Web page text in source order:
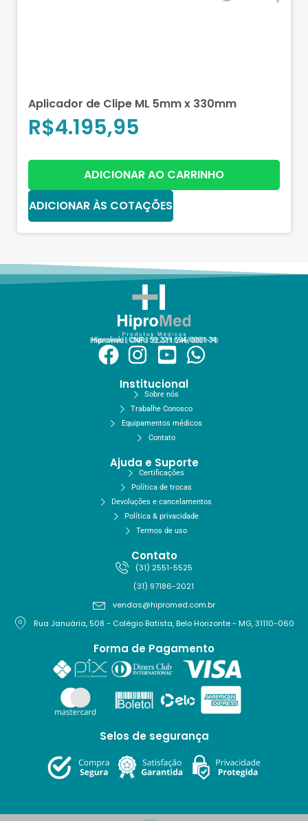
Aplicador de Clipe ML 5mm x 330mm
R$4.195,95
ADICIONAR AO CARRINHO
ADICIONAR ÀS COTAÇÕES
Hiprolink | CNPJ 59.229.654/0001-34
Hipromed | CNPJ 32.311.246/0001-70
Institucional
Sobre nós
Trabalhe Conosco
Equipamentos médicos
Contato
Ajuda e Suporte
Certificações
Política de trocas
Devoluções e cancelamentos
Política & privacidade
Termos de uso
Contato
(31) 2551-5525
(31) 97186-2021
vendas@hipromed.com.br
Rua Januária, 508 - Colégio Batista, Belo Horizonte - MG, 31110-060
Forma de Pagamento
Selos de segurança